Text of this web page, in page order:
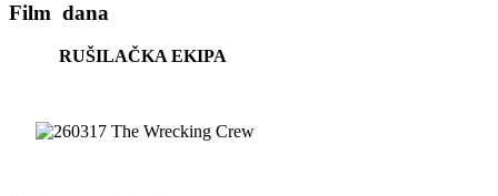
Film dana
RUŠILAČKA EKIPA